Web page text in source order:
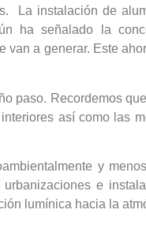
La instalación de
ha señalado la
a generar. Este
paso. Recordemos
así como las
y
e
lumínica hacia la